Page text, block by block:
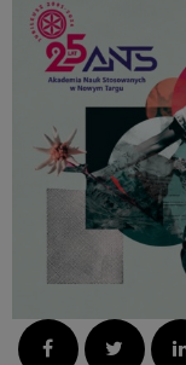
Facebook Twitter